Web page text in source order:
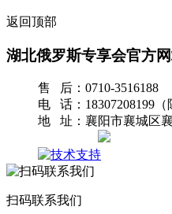
返回顶部
湖北俄罗斯专享会官方
售 后：0710-3516188
电 话：18307208199（
地 址：襄阳市襄城区
扫码联系我们